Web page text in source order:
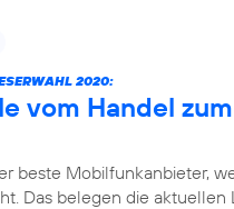
2020:
vom Handel
beste Mobilfunkanbieter,
Das belegen die